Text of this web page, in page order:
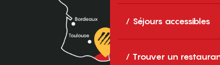
Séjours accessibles
Trouver un